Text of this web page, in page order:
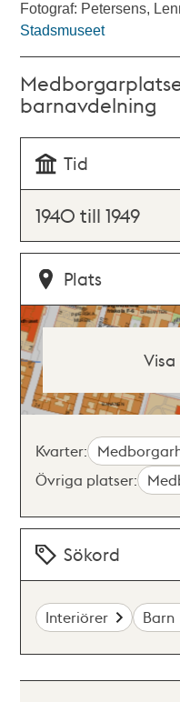
Fotograf: Petersens,
Stadsmuseet
barnavdelning
Tid
1940 till 1949
Plats
Kvarter:
Övriga platser:
Sökord
Interiörer Barn